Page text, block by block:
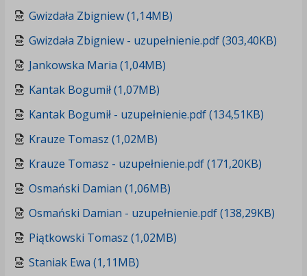
Gwizdała Zbigniew (1,14MB)
Gwizdała Zbigniew - uzupełnienie.pdf (303,40KB)
Jankowska Maria (1,04MB)
Kantak Bogumił (1,07MB)
Kantak Bogumił - uzupełnienie.pdf (134,51KB)
Krauze Tomasz (1,02MB)
Krauze Tomasz - uzupełnienie.pdf (171,20KB)
Osmański Damian (1,06MB)
Osmański Damian - uzupełnienie.pdf (138,29KB)
Piątkowski Tomasz (1,02MB)
Staniak Ewa (1,11MB)